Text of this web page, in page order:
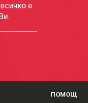
е
ПОМОЩ